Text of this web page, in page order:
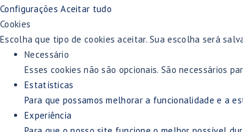
ConfiguraçõesAceitar tudo
Cookies
Escolha que tipo de cookies aceitar. Sua escolha será
Necessário
Esses cookies não são opcionais. São necessários
Estatísticas
Para que possamos melhorar a funcionalidade e a
Experiência